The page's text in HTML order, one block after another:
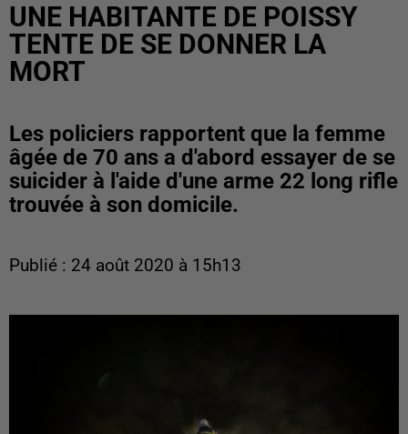
UNE HABITANTE DE POISSY
TENTE DE SE DONNER LA
MORT
Les policiers rapportent que la femme
âgée de 70 ans a d'abord essayer de se
suicider à l'aide d'une arme 22 long rifle
trouvée à son domicile.
Publié : 24 août 2020 à 15h13